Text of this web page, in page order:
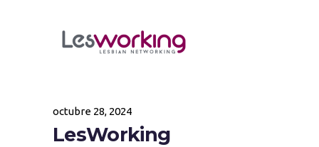
octubre 28, 2024
LesWorking